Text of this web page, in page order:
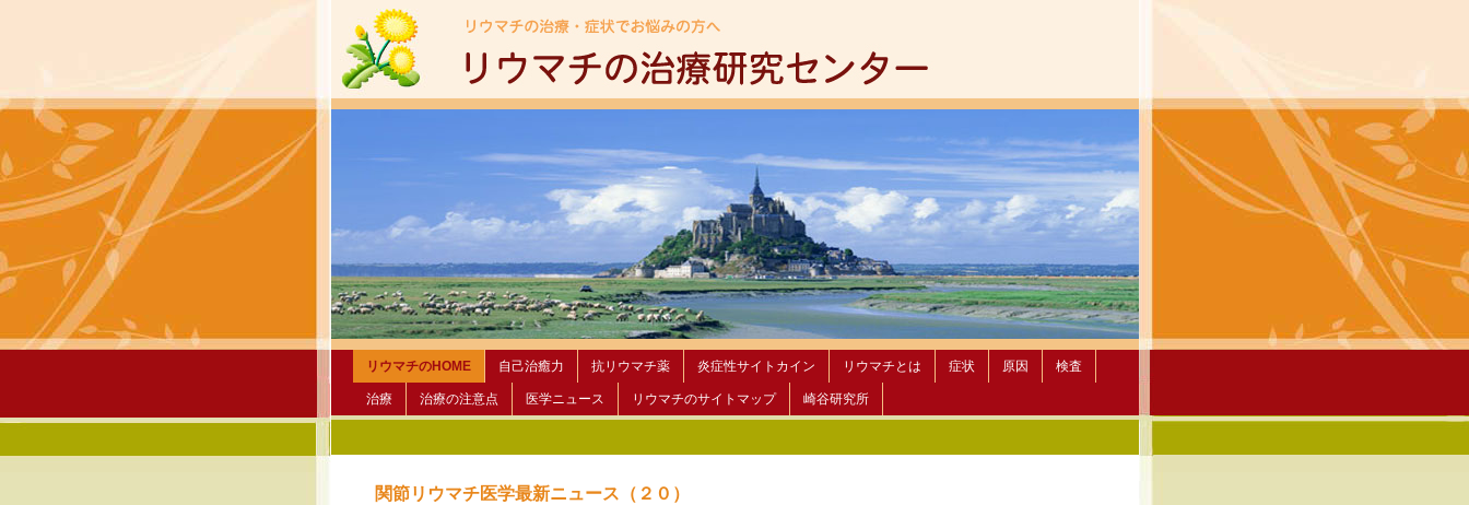
リウマチのHOME 自己治癒力 抗リウマチ薬 炎症性サイトカイン リウマチとは 症状 原因 検査
治療 治療の注意点 医学ニュース リウマチのサイトマップ 崎谷研究所
関節リウマチ医学最新ニュース（２０）